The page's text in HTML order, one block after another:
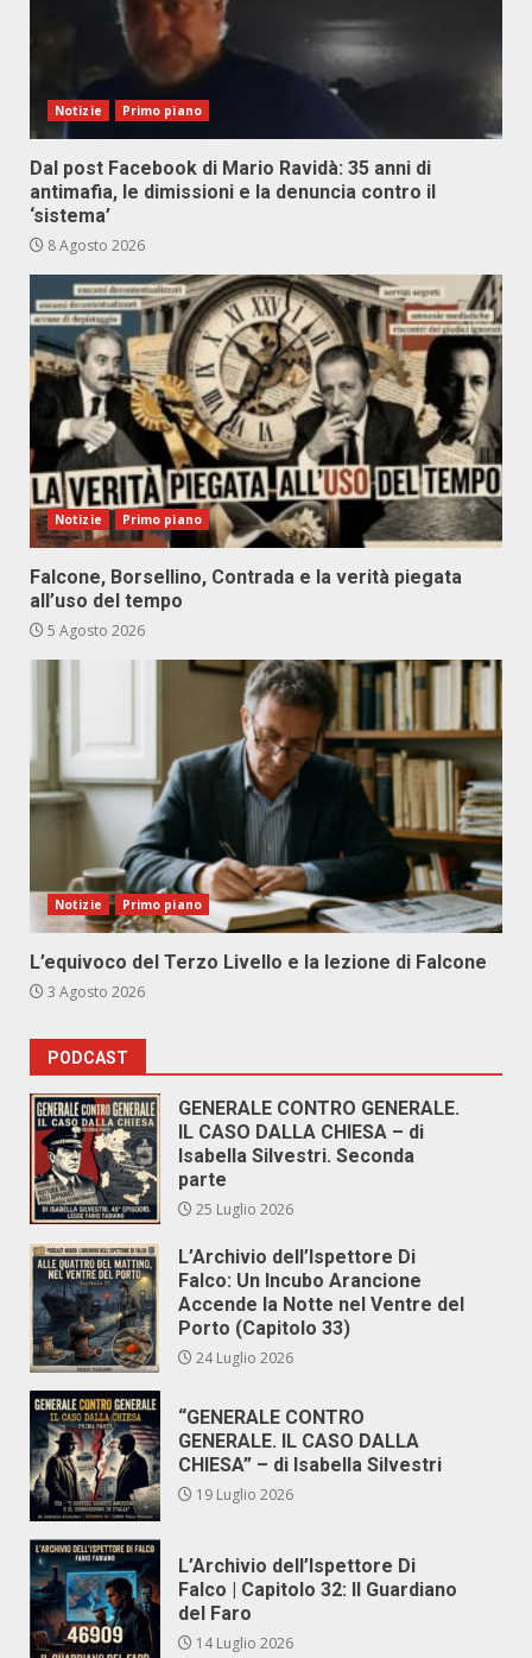
Notizie Primo piano
Dal post Facebook di Mario Ravidà: 35 anni di
antimafia, le dimissioni e la denuncia contro il
‘sistema’
8 Agosto 2026
Notizie Primo piano
Falcone, Borsellino, Contrada e la verità piegata
all’uso del tempo
5 Agosto 2026
Notizie Primo piano
L’equivoco del Terzo Livello e la lezione di Falcone
3 Agosto 2026
PODCAST
GENERALE CONTRO GENERALE.
IL CASO DALLA CHIESA – di
Isabella Silvestri. Seconda
parte
25 Luglio 2026
L’Archivio dell’Ispettore Di
Falco: Un Incubo Arancione
Accende la Notte nel Ventre del
Porto (Capitolo 33)
24 Luglio 2026
“GENERALE CONTRO
GENERALE. IL CASO DALLA
CHIESA” – di Isabella Silvestri
19 Luglio 2026
L’Archivio dell’Ispettore Di
Falco | Capitolo 32: Il Guardiano
del Faro
14 Luglio 2026